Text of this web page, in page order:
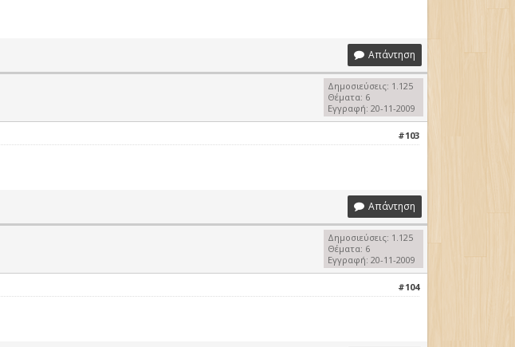
Απάντηση
Δημοσιεύσεις: 1.125
Θέματα: 6
Εγγραφή: 20-11-2009
#103
Απάντηση
Δημοσιεύσεις: 1.125
Θέματα: 6
Εγγραφή: 20-11-2009
#104